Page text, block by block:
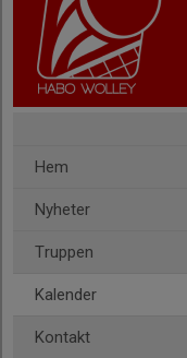
Hem
Nyheter
Truppen
Kalender
Kontakt